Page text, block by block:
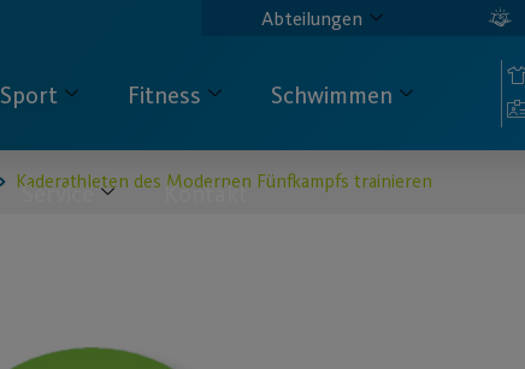
Abteilungen
Sport Fitness Schwimmen
Service Kontakt
Kaderathleten des Modernen Fünfkampfs trainieren